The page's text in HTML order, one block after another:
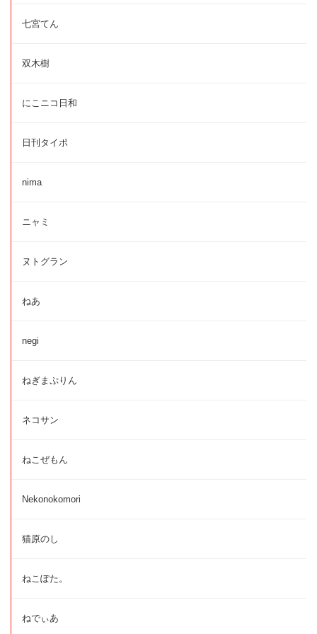
七宮てん
双木樹
にこニコ日和
日刊タイポ
nima
ニャミ
ヌトグラン
ねあ
negi
ねぎまぷりん
ネコサン
ねこぜもん
Nekonokomori
猫原のし
ねこぽた。
ねでぃあ